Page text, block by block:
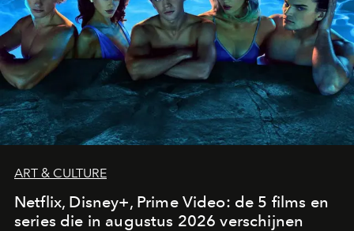
ART & CULTURE
Netflix, Disney+, Prime Video: de 5 films en
series die in augustus 2026 verschijnen